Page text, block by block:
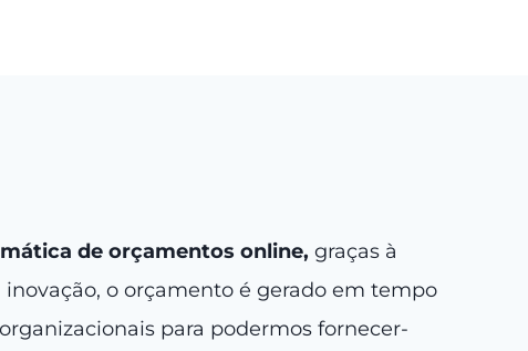
de orçamentos online, graças à
o orçamento é gerado em tempo
para podermos fornecer-